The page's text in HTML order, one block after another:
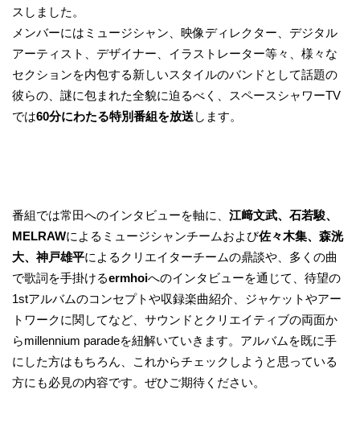
スしました。
メンバーにはミュージシャン、映像ディレクター、デジタル
アーティスト、デザイナー、イラストレーター等々、様々な
セクションを内包する新しいスタイルのバンドとして話題の
彼らの、謎に包まれた全貌に迫るべく、スペースシャワーTV
では60分にわたる特別番組を放送 します。
番組では常田へのインタビューを軸に、 江﨑文武、石若駿、
MELRAWによるミュージシャンチームおよび佐々木集、森洸
大、神戸雄平によるクリエイターチームの鼎談や、多くの曲
で歌詞を手掛けるermhoiへのインタビューを通じて、待望の
1stアルバムのコンセプトや収録楽曲紹介、ジャケットやアー
トワークに関してなど、サウンドとクリエイティブの両面か
らmillennium paradeを紐解いていきます。アルバムを既に手
にした方はもちろん、これからチェックしようと思っている
方にも必見の内容です。ぜひご期待ください。